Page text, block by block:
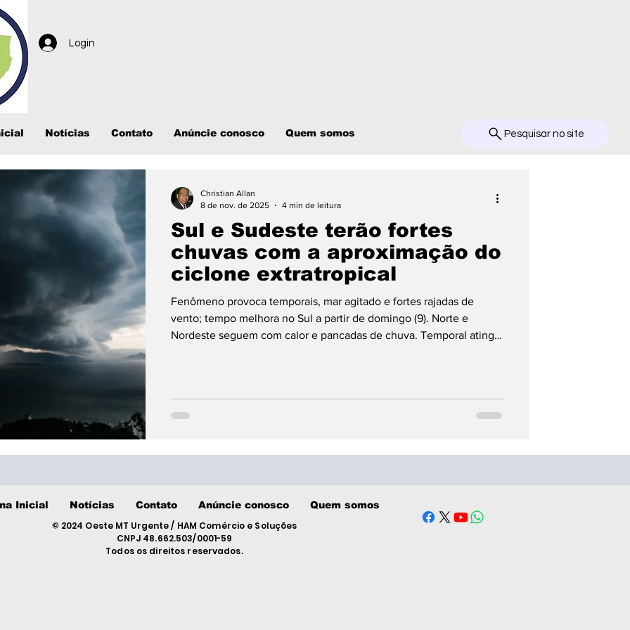
Login
Notícias Contato Anúncie conosco Quem somos Pesquisar no site
Sul e Sudeste terão fortes
chuvas com a aproximação do
ciclone extratropical
Fenômeno provoca temporais, mar agitado e fortes rajadas de
vento; tempo melhora no Sul a partir de domingo (9). Norte e
Nordeste seguem com calor e pancadas de chuva. Temporal atingiu
regiões Sul e Sudeste. No sábado (8), o sistema provoca chuva forte
e ventos que podem chegar a 100 km/
Christian Allan
8 de nov. de 2025
4 min de leitura
Inicial Notícias Contato Anúncie conosco Quem somos
© 2024 Oeste MT Urgente / HAM Comércio e Soluções
CNPJ 48.662.503/0001-59
Todos os direitos reservados.